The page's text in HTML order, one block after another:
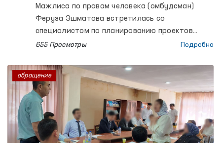
и представителем Хельсинского
университета
Мажлиса по правам человека (омбудсман)
Феруза Эшматова встретилась со
специалистом по планированию проектов
Центра по вопросам верховенства права при
Калманлехто.
655 Просмотры Подробно
обращение